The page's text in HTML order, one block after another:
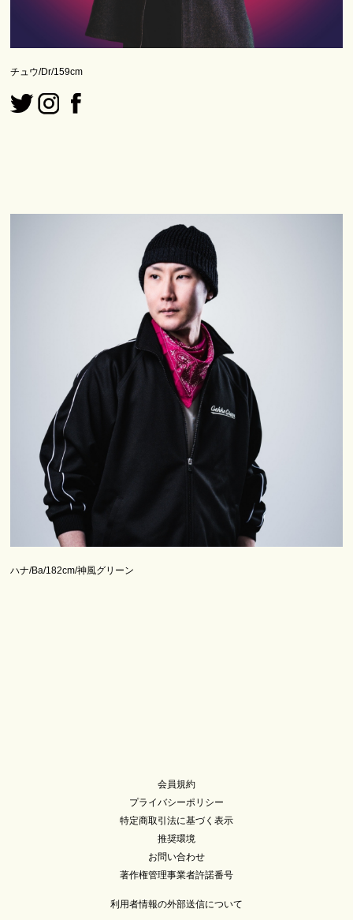
チュウ/Dr/159cm
ハナ/Ba/182cm/神風グリーン
会員規約
プライバシーポリシー
特定商取引法に基づく表示
推奨環境
お問い合わせ
著作権管理事業者許諾番号
利用者情報の外部送信について